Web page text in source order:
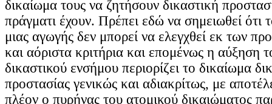
δικαίωμα τους να ζητήσουν δικαστική
πράγματι έχουν. Πρέπει εδώ να σημειωθεί ότι
μιας αγωγής δεν μπορεί να ελεγχθεί εκ των
και αόριστα κριτήρια και επομένως η αύξηση
δικαστικού ενσήμου περιορίζει το δικαίωμα
προστασίας γενικώς και αδιακρίτως, με
πλέον ο πυρήνας του ατομικού δικαιώματος